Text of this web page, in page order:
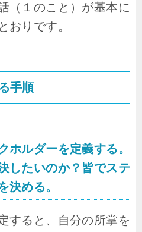
（１のこと）が基本に
おりです。
手順
ホルダーを定義する。
したいのか？皆でステ
決める。
すると、自分の所掌を